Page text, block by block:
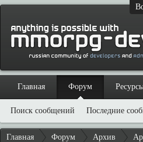
Главная Форум Архив
Главная Форум
Поиск сообщений Последние